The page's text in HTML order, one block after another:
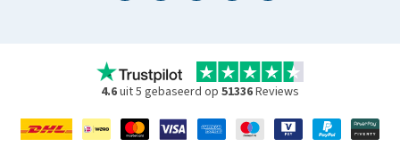
4.6uit 5 gebaseerd op 51336Reviews